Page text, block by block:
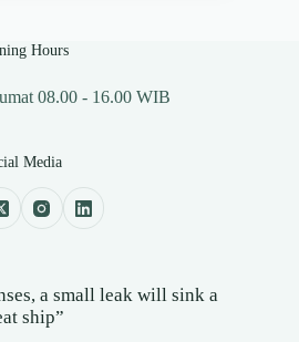
Hours
08.00 - 16.00 WIB
Media
a small leak will sink a
ship”